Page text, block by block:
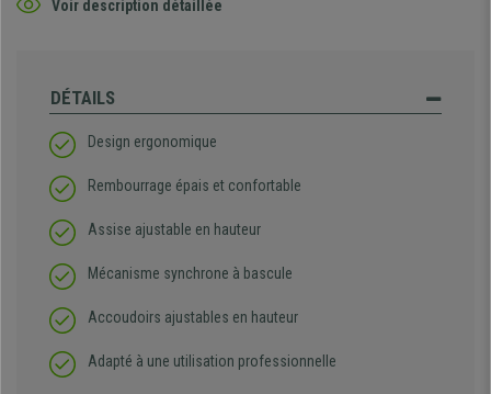
Voir description détaillée
DÉTAILS
Design ergonomique
Rembourrage épais et confortable
Assise ajustable en hauteur
Mécanisme synchrone à bascule
Accoudoirs ajustables en hauteur
Adapté à une utilisation professionnelle